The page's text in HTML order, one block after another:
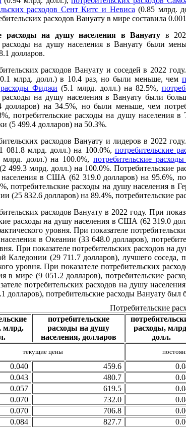
расходов Сент Китс и Невиса (0.85 млрд.
расходов Вануату в мире составила
расходы на душу населения в Вануату в
расходы на душу населения в Вануату были
долларов.
расходов Вануату и соседей в 2022
млрд. долл.) в 10.4 раз, но были меньше, чем
расходы Фиджи (5.1 млрд. долл.) на 82.5%,
расходы на душу населения в Вануату были
долларов) на 34.5%, но были меньше, чем
потребительские расходы на душу населения
(5 499.4 долларов) на 50.3%.
расходов Вануату и лидеров в 2022
081.8 млрд. долл.) на 100.0%, потребительские
млрд. долл.) на 100.0%,потребительские
(2 499.3 млрд. долл.) на 100.0%. Потребительские
в США (62 319.0 долларов) на 95.6%,
потребительские расходы на душу населения в
(25 832.6 долларов) на 89.4%, потребительские
расходов Вануату в 2022 году. При
расходы на душу населения в США (62 319.0
уровня. При показателе
в Океании (33 648.0 долларов),
При показателе потребительских расходов на
Каледонии (29 711.7 долларов), лучшего
уровня. При показателе потребительских
в мире (9 051.2 долларов), потребительские
потребительских расходов на душу
долларов), потребительские расходы Вануату
Потребительские
млрд.
потребительские
расходы на душу
населения, долларов
расходы,
долл.
текущие цены
0.040 459.6
0.043 480.7
0.057 619.5
0.070 732.0
0.070 706.8
0.084 827.7